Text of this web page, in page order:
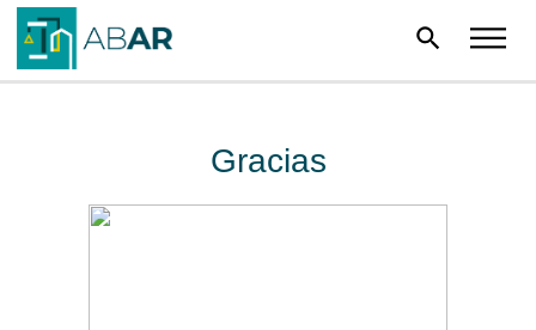
search
Gracias